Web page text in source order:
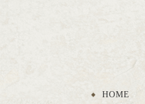
HOME